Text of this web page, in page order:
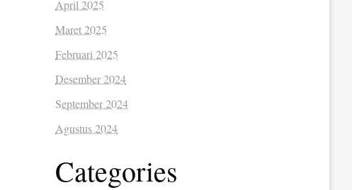
April 2025
Maret 2025
Februari 2025
Desember 2024
September 2024
Agustus 2024
Categories